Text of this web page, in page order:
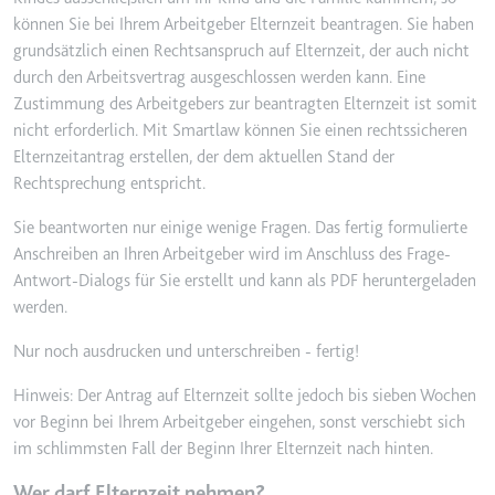
können Sie bei Ihrem Arbeitgeber Elternzeit beantragen. Sie haben
grundsätzlich einen Rechtsanspruch auf Elternzeit, der auch nicht
durch den Arbeitsvertrag ausgeschlossen werden kann. Eine
Zustimmung des Arbeitgebers zur beantragten Elternzeit ist somit
nicht erforderlich. Mit Smartlaw können Sie einen rechtssicheren
Elternzeitantrag erstellen, der dem aktuellen Stand der
Rechtsprechung entspricht.
Sie beantworten nur einige wenige Fragen. Das fertig formulierte
Anschreiben an Ihren Arbeitgeber wird im Anschluss des Frage-
Antwort-Dialogs für Sie erstellt und kann als PDF heruntergeladen
werden.
Nur noch ausdrucken und unterschreiben - fertig!
Hinweis: Der Antrag auf Elternzeit sollte jedoch bis sieben Wochen
vor Beginn bei Ihrem Arbeitgeber eingehen, sonst verschiebt sich
im schlimmsten Fall der Beginn Ihrer Elternzeit nach hinten.